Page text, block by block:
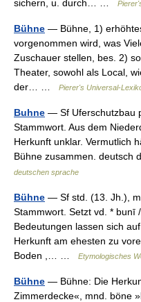
sichern, u. durch… …
Bühne — Bühne, 1)
vorgenommen wird, was
Zuschauer stellen, bes. 2)
Theater, sowohl als Local,
der… …
Pierer's Universal-
Buhne — Sf Uferschutzbau
Stammwort. Aus dem
Herkunft unklar. Vermutlich
Bühne zusammen.
deutschen sprache
Bühne — Sf std. (13. Jh.),
Stammwort. Setzt vd. * bunī
Bedeutungen lassen sich
Herkunft am ehesten zu
Boden ,… …
Etymologisches
Bühne — Bühne: Die
Zimmerdecke«, mnd. böne